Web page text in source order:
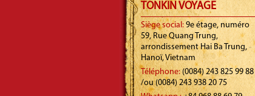
TONKIN VOYAGE
Siège social: 9e étage, numéro
59, Rue Quang Trung,
arrondissement Hai Ba Trung,
Hanoï, Vietnam
Téléphone:(0084) 243 825 99 88
/ou (0084) 243 938 20 75